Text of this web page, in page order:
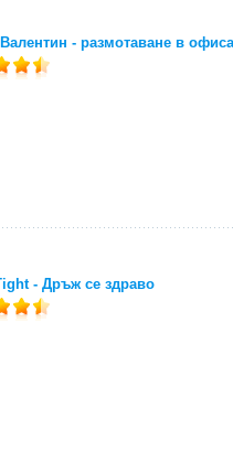
- размотаване в
- Дръж се здраво